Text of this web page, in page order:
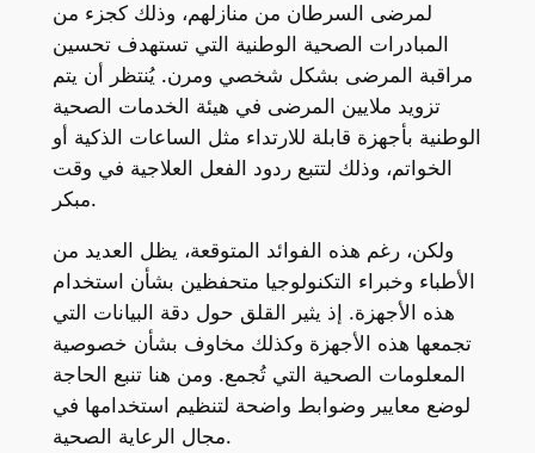
لمرضى السرطان من منازلهم، وذلك كجزء من
المبادرات الصحية الوطنية التي تستهدف تحسين
مراقبة المرضى بشكل شخصي ومرن. يُنتظر أن يتم
تزويد ملايين المرضى في هيئة الخدمات الصحية
الوطنية بأجهزة قابلة للارتداء مثل الساعات الذكية أو
الخواتم، وذلك لتتبع ردود الفعل العلاجية في وقت
مبكر.
ولكن، رغم هذه الفوائد المتوقعة، يظل العديد من
الأطباء وخبراء التكنولوجيا متحفظين بشأن استخدام
هذه الأجهزة. إذ يثير القلق حول دقة البيانات التي
تجمعها هذه الأجهزة وكذلك مخاوف بشأن خصوصية
المعلومات الصحية التي تُجمع. ومن هنا تنبع الحاجة
لوضع معايير وضوابط واضحة لتنظيم استخدامها في
مجال الرعاية الصحية.